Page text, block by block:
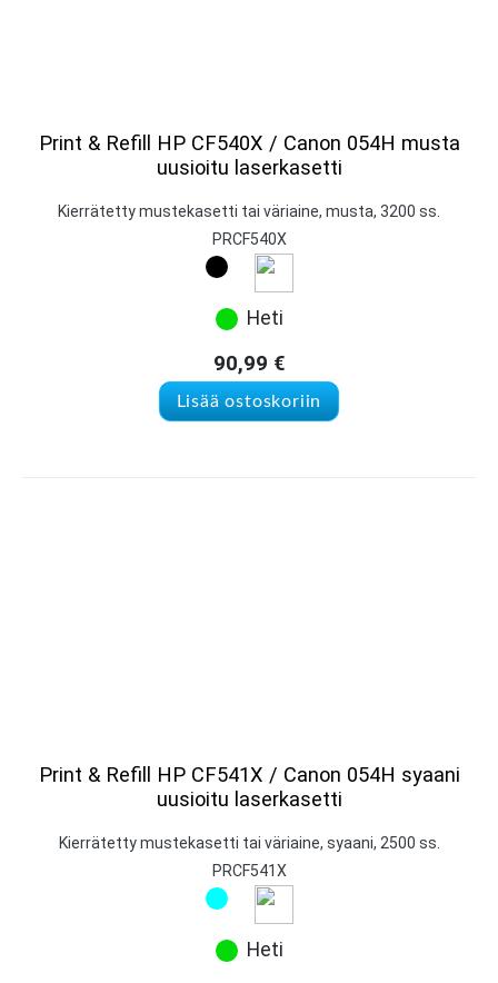
Print & Refill HP CF540X / Canon 054H musta
uusioitu laserkasetti
Kierrätetty mustekasetti tai väriaine, musta, 3200 ss.
PRCF540X
Heti
90,99 €
Lisää ostoskoriin
Print & Refill HP CF541X / Canon 054H syaani
uusioitu laserkasetti
Kierrätetty mustekasetti tai väriaine, syaani, 2500 ss.
PRCF541X
Heti